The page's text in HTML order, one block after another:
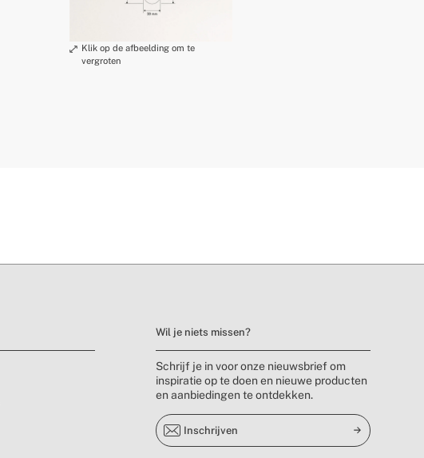
Wil je niets missen?
Schrijf je in voor onze nieuwsbrief om
inspiratie op te doen en nieuwe producten
en aanbiedingen te ontdekken.
Inschrijven